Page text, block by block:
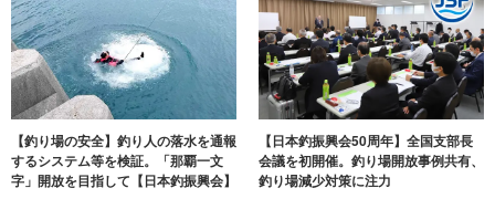
【釣り場の安全】釣り人の落水を通報
するシステム等を検証。「那覇一文
字」開放を目指して【日本釣振興会】
【日本釣振興会50周年】全国支部長
会議を初開催。釣り場開放事例共有、
釣り場減少対策に注力